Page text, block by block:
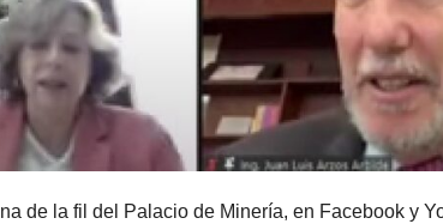
de la fil del Palacio de Minería, en Facebook y